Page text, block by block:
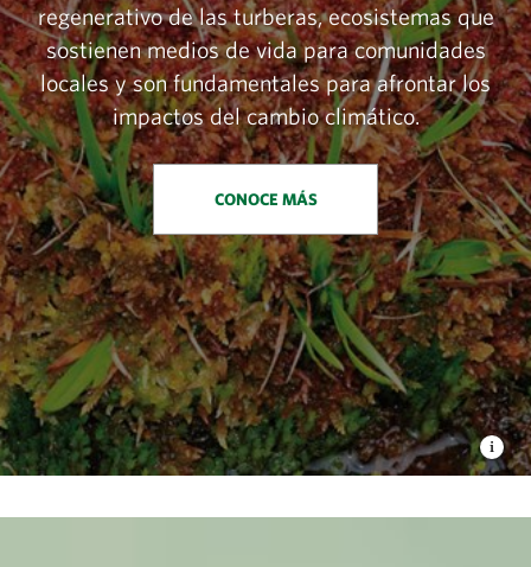
regenerativo de las turberas, ecosistemas que
sostienen medios de vida para comunidades
locales y son fundamentales para afrontar los
impactos del cambio climático.
CONOCE MÁS